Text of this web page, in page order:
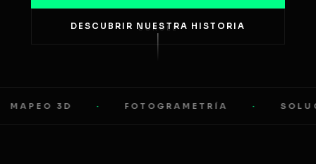
DESCUBRIR NUESTRA HISTORIA
SCROLL
3D FOTOGRAMETRÍA